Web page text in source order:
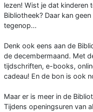
lezen! Wist je dat kinderen
Bibliotheek? Daar kan
tegenop...
Denk ook eens aan de
de decembermaand. Met
tijdschriften, e-books,
cadeau! En de bon is ook
Maar er is meer in de
Tijdens openingsuren van